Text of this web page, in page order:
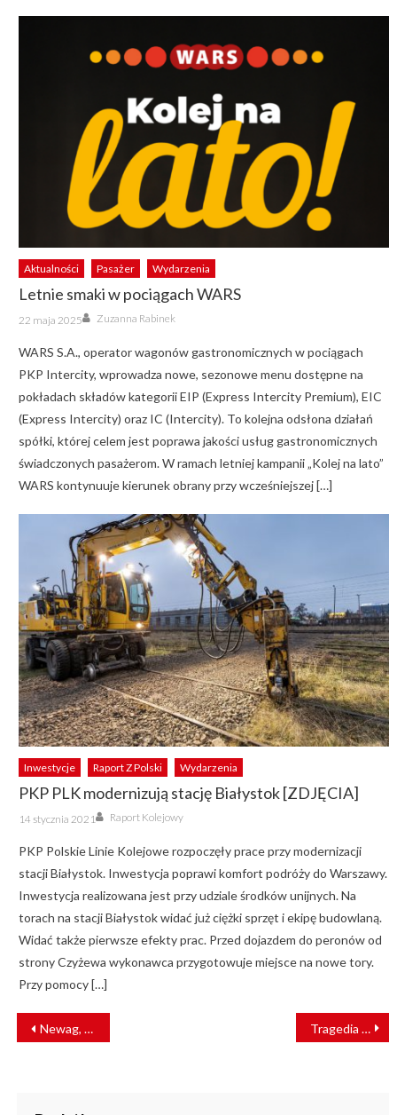
Aktualności Pasażer Wydarzenia
Letnie smaki w pociągach WARS
Posted
on
22 maja 2025 Author
Zuzanna Rabinek
WARS S.A., operator wagonów gastronomicznych w pociągach
PKP Intercity, wprowadza nowe, sezonowe menu dostępne na
pokładach składów kategorii EIP (Express Intercity Premium), EIC
(Express Intercity) oraz IC (Intercity). To kolejna odsłona działań
spółki, której celem jest poprawa jakości usług gastronomicznych
świadczonych pasażerom. W ramach letniej kampanii „Kolej na lato”
WARS kontynuuje kierunek obrany przy wcześniejszej […]
Inwestycje Raport Z Polski Wydarzenia
PKP PLK modernizują stację Białystok [ZDJĘCIA]
Posted
on
14 stycznia 2021 Author
Raport Kolejowy
PKP Polskie Linie Kolejowe rozpoczęły prace przy modernizacji
stacji Białystok. Inwestycja poprawi komfort podróży do Warszawy.
Inwestycja realizowana jest przy udziale środków unijnych. Na
torach na stacji Białystok widać już ciężki sprzęt i ekipę budowlaną.
Widać także pierwsze efekty prac. Przed dojazdem do peronów od
strony Czyżewa wykonawca przygotowuje miejsce na nowe tory.
Przy pomocy […]
NAWIGACJA
WPISU
Newag, PESA i MEDCOM w poszukiwaniu inspiracji w Japonii Tragedia na przejeździe kolejowym pod Świeciem